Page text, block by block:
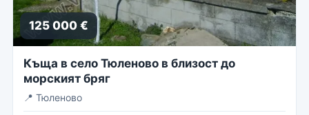
125 000 €
Къща в село Тюленово в близост до
морският бряг
📍 Тюленово